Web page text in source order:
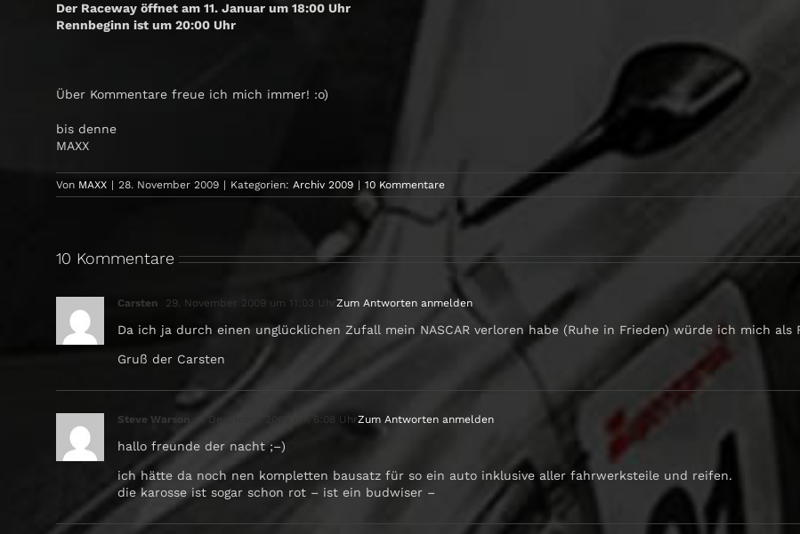
Der Raceway öffnet am 11. Januar um 18:00 Uhr
Rennbeginn ist um 20:00 Uhr
Über Kommentare freue ich mich immer! :o)
bis denne
MAXX
Von MAXX | 28. November 2009 | Kategorien:Archiv 2009 | 10 Kommentare
10 Kommentare
Carsten 29. November 2009 um 11:03 UhrZum Antworten anmelden
Da ich ja durch einen unglücklichen Zufall mein NASCAR verloren habe (Ruhe in Frieden) würde ich mich als
Gruß der Carsten
Steve Warson 1. Dezember 2009 um 6:08 UhrZum Antworten anmelden
hallo freunde der nacht ;–)
ich hätte da noch nen kompletten bausatz für so ein auto inklusive aller fahrwerksteile und reifen.
die karosse ist sogar schon rot – ist ein budwiser –